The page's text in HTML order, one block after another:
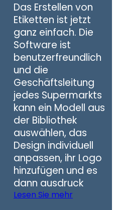
Das Erstellen von
Etiketten ist jetzt
ganz einfach. Die
Software ist
benutzerfreundlich
und die
Geschäftsleitung
jedes Supermarkts
kann ein Modell aus
der Bibliothek
auswählen, das
Design individuell
anpassen, ihr Logo
hinzufügen und es
dann ausdruck
Lesen Sie mehr